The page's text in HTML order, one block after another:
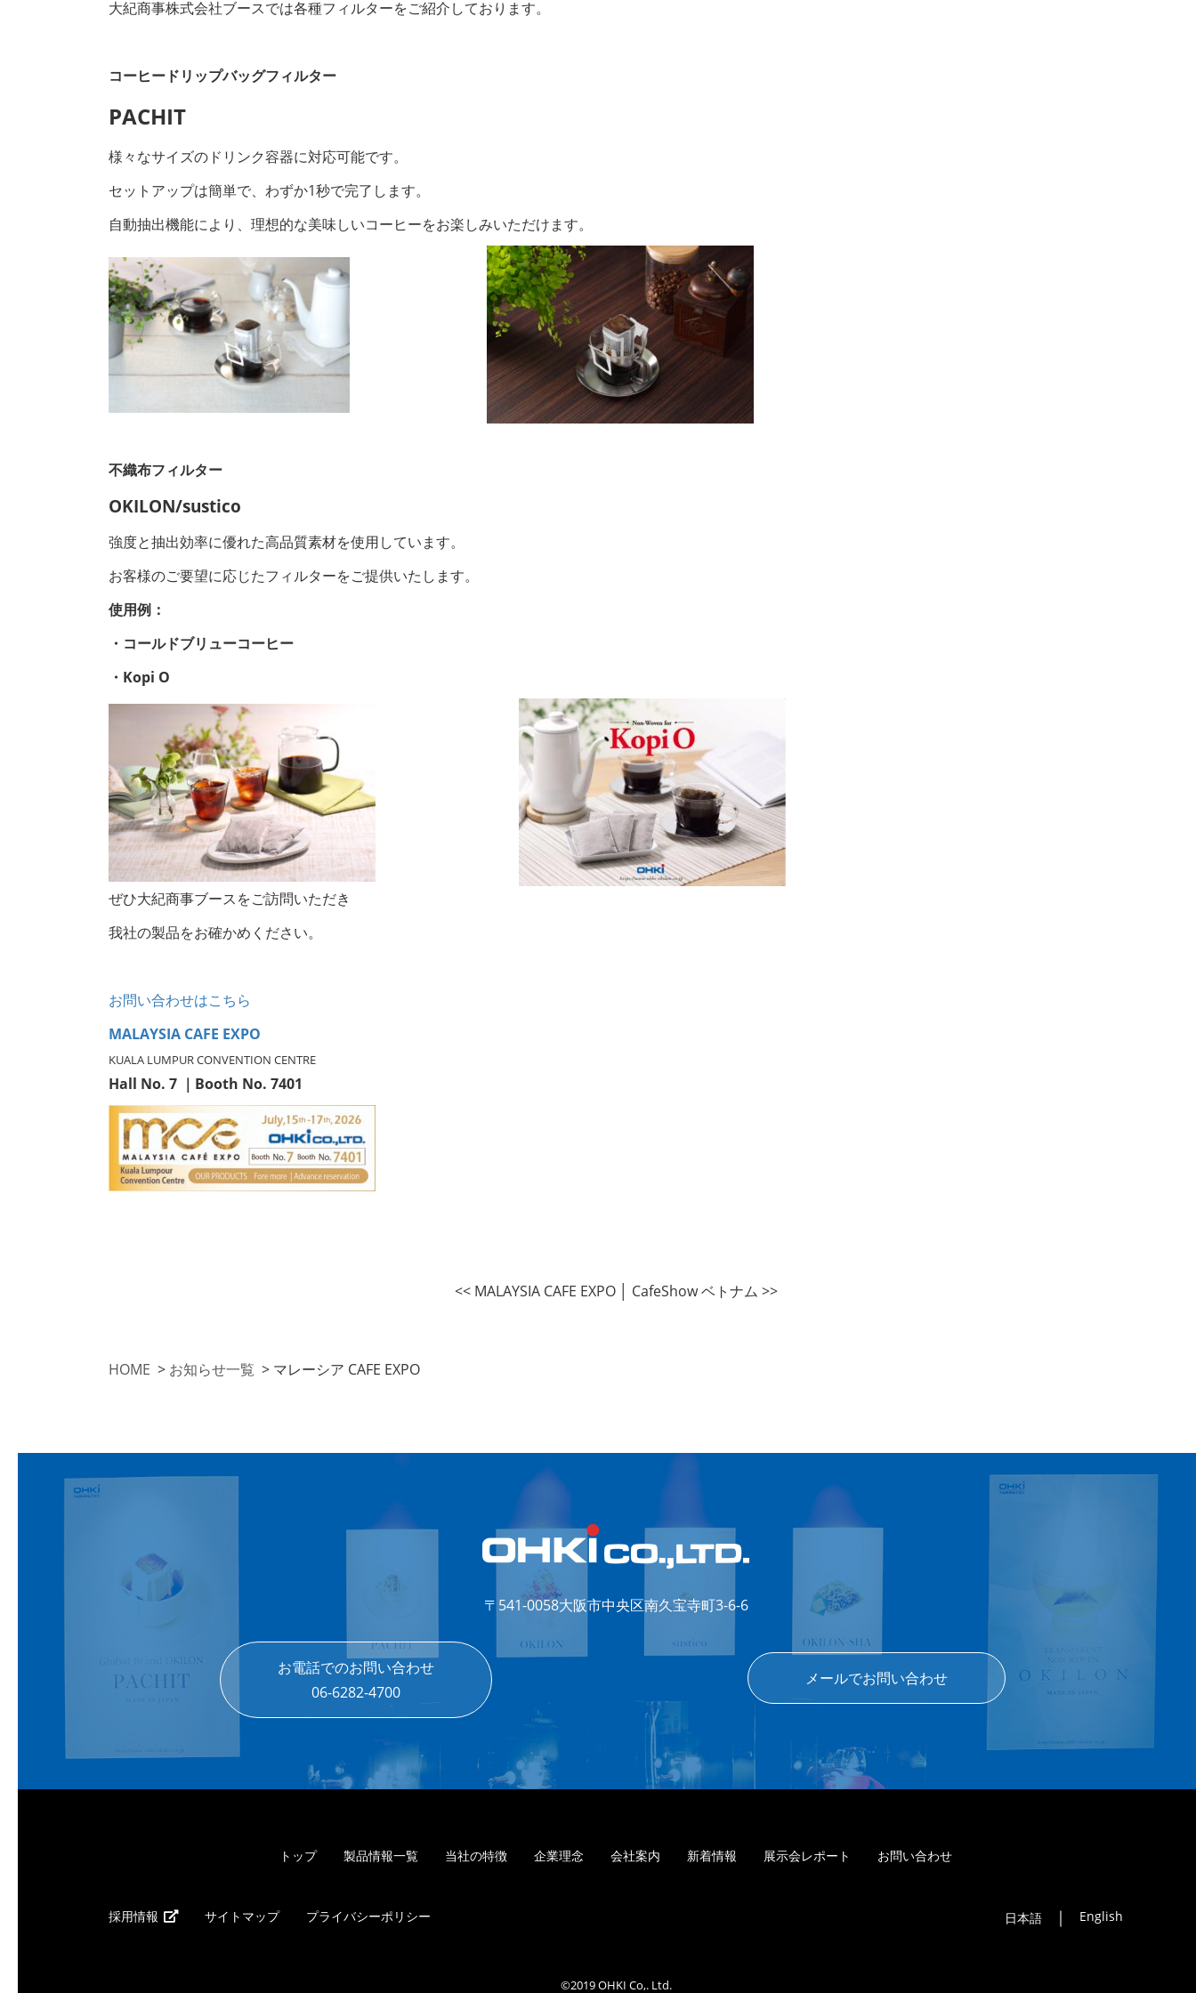
大紀商事株式会社ブースでは各種フィルターをご紹介しております。
コーヒードリップバッグフィルター
PACHIT
様々なサイズのドリンク容器に対応可能です。
セットアップは簡単で、わずか1秒で完了します。
自動抽出機能により、理想的な美味しいコーヒーをお楽しみいただけます。
不織布フィルター
OKILON/sustico
強度と抽出効率に優れた高品質素材を使用しています。
お客様のご要望に応じたフィルターをご提供いたします。
使用例：
・コールドブリューコーヒー
・Kopi O
ぜひ大紀商事ブースをご訪問いただき
我社の製品をお確かめください。
お問い合わせはこちら
MALAYSIA CAFE EXPO
KUALA LUMPUR CONVENTION CENTRE
Hall No. 7 ｜Booth No. 7401
<< MALAYSIA CAFE EXPO│ CafeShow ベトナム >>
HOME > お知らせ一覧 > マレーシア CAFE EXPO
〒541-0058大阪市中央区南久宝寺町3-6-6
お電話でのお問い合わせ
06-6282-4700
メールでお問い合わせ
トップ 製品情報一覧 当社の特徴 企業理念 会社案内 新着情報 展示会レポート お問い合わせ
採用情報 サイトマップ プライバシーポリシー 日本語 ｜ English
©2019 OHKI Co,. Ltd.